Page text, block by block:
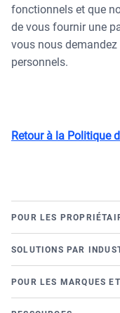
fonctionnels et que
de vous fournir une
vous nous
personnels.
Retour à la Politique
POUR LES
Gestion du contenu et du
Campagnes et gestion
SOLUTIONS PAR
POUR LES MARQUES